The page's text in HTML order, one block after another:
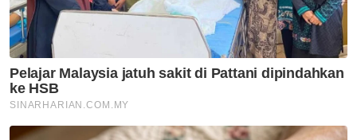
Muat turun aplikasi Sinar Harian.Klik di sini!
Berniaga Tepi Jalan